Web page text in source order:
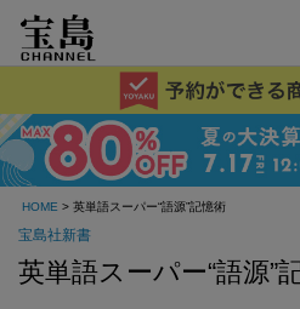
HOME > 英単語スーパー“語源”記憶術
宝島社新書
英単語スーパー“語源”